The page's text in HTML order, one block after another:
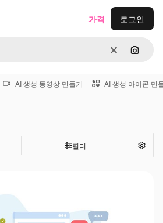
지우기이미지
가격 로그인
AI 생성 동영상 만들기 AI 생성 아이콘 만
필터